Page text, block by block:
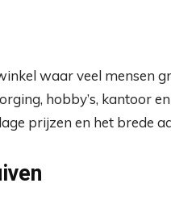
waar veel mensen
hobby’s, kantoor
prijzen en het brede